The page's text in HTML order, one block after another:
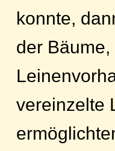
konnte,
der
vereinzelte